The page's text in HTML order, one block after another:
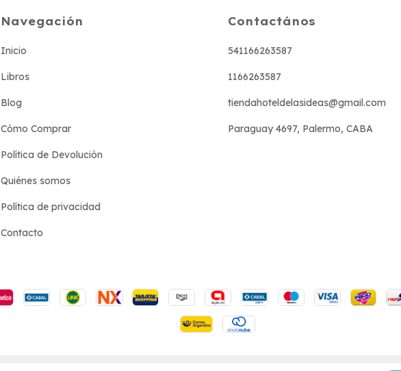
Navegación
Inicio
Libros
Blog
Cómo Comprar
Política de Devolución
Quiénes somos
Política de privacidad
Contacto
Contactános
541166263587
1166263587
tiendahoteldelasideas@gmail.com
Paraguay 4697, Palermo, CABA